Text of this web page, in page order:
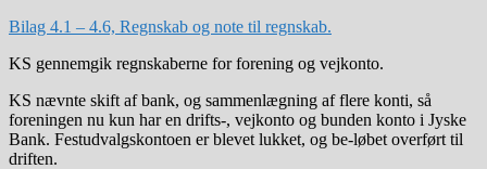
Bilag 4.1 – 4.6, Regnskab og note til regnskab.
KS gennemgik regnskaberne for forening og vejkonto.
KS nævnte skift af bank, og sammenlægning af flere konti, så
foreningen nu kun har en drifts-, vejkonto og bunden konto i Jyske
Bank. Festudvalgskontoen er blevet lukket, og be-løbet overført til
driften.